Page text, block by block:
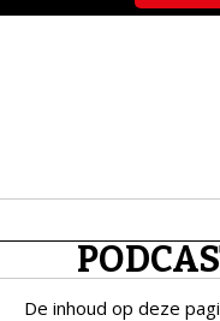
De inhoud op deze